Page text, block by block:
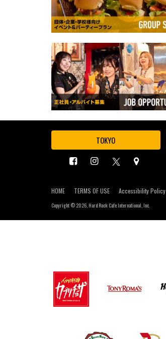
TOKYO
HOME TERMS OF USE Accessibility Policy
Copyright © 2026, Hard Rock Cafe International, Inc.